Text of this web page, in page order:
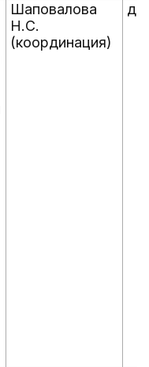
Шаповалова
Н.С.
(координация)
до